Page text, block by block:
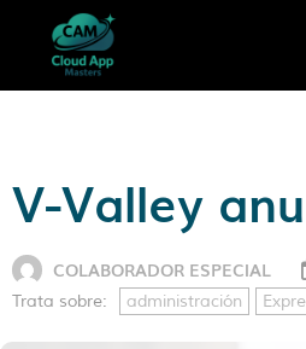
V-Valley
COLABORADOR ESPECIAL
Trata sobre: administración